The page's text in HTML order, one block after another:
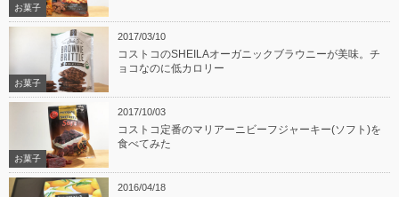
お菓子
2017/03/10
お菓子
コストコのSHEILAオーガニックブラウニーが美味。チ
ョコなのに低カロリー
2017/10/03
お菓子
コストコ定番のマリアーニビーフジャーキー(ソフト)を
食べてみた
2016/04/18